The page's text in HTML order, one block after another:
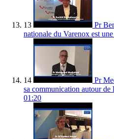
13
Pr
nationale du Varenox est
14
Pr
sa communication autour
01:20